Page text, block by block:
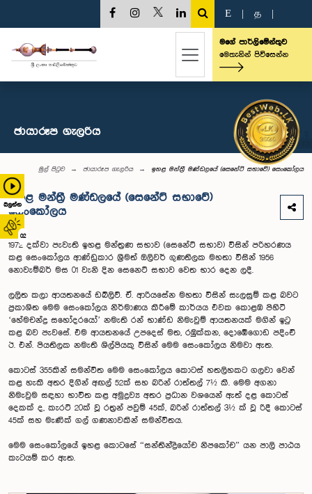
බලන්න
02
E த
මගේ පාර්ලිමේන්තුව
මෙතැනින් පිවිසෙන්න
ඡායාරූප ගැලරිය
මුල් පිටුව ඡායාරූප ගැලරිය ඉහළ මන්ත්‍රී මණ්ඩලයේ (සෙනේට් සභාවේ) සෙංකෝලය
ඉහළ මන්ත්‍රී මණ්ඩලයේ (සෙනේට් සභාවේ)
සෙංකෝලය
1972 දක්වා පැවැති ඉහළ මන්ත්‍රණ සභාව (සෙනේට් සභාව) විසින් පරිහරණය
කළ සෙංකෝලය ආණ්ඩුකාර ශ්‍රීමත් ඔලිවර් ගුණතිලක මහතා විසින් 1956
නොවැම්බර් මස 01 වැනි දින සෙනෙට් සභාව වෙත භාර දෙන ලදී.
ලලිත කලා ආයතනයේ ඩබ්ලිව්. ඒ. ආරියසේන මහතා විසින් සැලසුම් කළ බවට
ප්‍රකාශිත මෙම සෙංකෝලය නිර්මාණය කිරීමේ කාර්යය එවක කොළඹ පිහිටි
‘හේමචන්ද්‍ර සහෝදරයෝ’ නමැති රන් භාණ්ඩ නිමැවුම් ආයතනයක් මගින් ඉටු
කළ බව පැවසේ. එම ආයතනයේ උපදෙස් මත, රඹුක්කන, දොඹේගොඩ පදිංචි
ඊ. එන්. පියතිලක නමැති ශිල්පියකු විසින් මෙම සෙංකෝලය නිමවා ඇත.
කොටස් 355කින් සමන්විත මෙම සෙංකෝලය කොටස් හතලිහකට ගලවා වෙන්
කළ හැකි අතර දිගින් අඟල් 52ක් සහ බරින් රාත්තල් 7½ කි. මෙම අගනා
නිමැවුම සඳහා භාවිත කළ අමුද්‍රව්‍ය අතර ප්‍රධාන වශයෙන් ඇත් දළ කොටස්
දෙකක් ද, කැරට් 20ක් වූ රත්‍රන් පවුම් 45ක්, බරින් රාත්තල් 3½ ක් වූ රිදී කොටස්
45ක් සහ මැණික් ගල් ගණනාවකින් සමන්විතය.
මෙම සෙංකෝලයේ ඉහළ කොටසේ “සන්තින්ද්‍රියෝච නිපකෝච” යන පාලි පාඨය
කැටයම් කර ඇත.